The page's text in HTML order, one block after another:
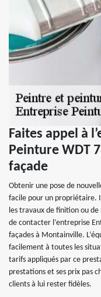
Faites appel à
Peinture WDT
façade
Obtenir une pose de
facile pour un propriétaire.
les travaux de finition ou
de contacter l’entreprise
façades à Montainville.
facilement à toutes les
tarifs appliqués par ce
prestations et ses prix pas
clients à lui rester fidèles.